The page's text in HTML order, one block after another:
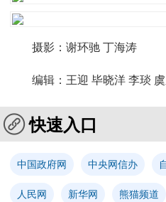
摄影：谢环驰 丁海涛
编辑：王迎 毕晓洋 李琰
快速入口
中国政府网 中央网信办
人民网 新华网 熊猫频道